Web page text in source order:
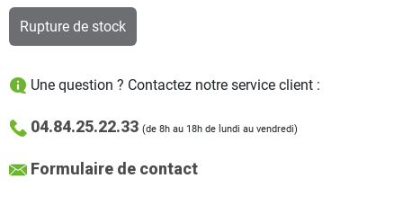
Rupture de stock
Une question ? Contactez notre service client :
04.84.25.22.33 (de 8h au 18h de lundi au vendredi)
Formulaire de contact